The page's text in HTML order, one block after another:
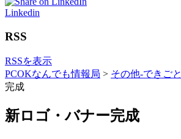
Linkedin
RSS
RSSを表示
PCOKなんでも情報局 > その他-できごと
完成
新ロゴ・バナー完成